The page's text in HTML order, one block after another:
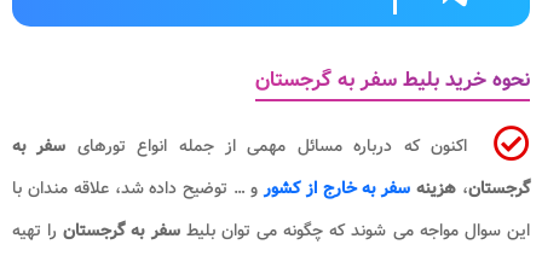
نحوه خرید بلیط سفر به گرجستان
اکنون که درباره مسائل مهمی از جمله انواع تورهای سفر به
گرجستان، هزینه سفر به خارج از کشورو … توضیح داده شد، علاقه مندان با
این سوال مواجه می شوند که چگونه می توان بلیطسفر به گرجستانرا تهیه